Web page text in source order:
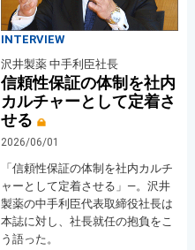
INTERVIEW
沢井製薬 中手利臣社長
信頼性保証の体制を社内
カルチャーとして定着さ
せる
2026/06/01
「信頼性保証の体制を社内カルチ
ャーとして定着させる」―。沢井
製薬の中手利臣代表取締役社長は
本誌に対し、社長就任の抱負をこ
う語った。